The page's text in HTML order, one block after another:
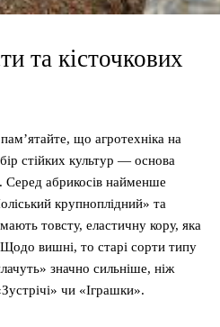
та кісточкових
що агротехніка на
стійких культур — основа
Серед абрикосів найменше
крупноплідний» та
товсту, еластичну кору, яка
вишні, то старі сорти типу
значно сильніше, ніж
чи «Іграшки».